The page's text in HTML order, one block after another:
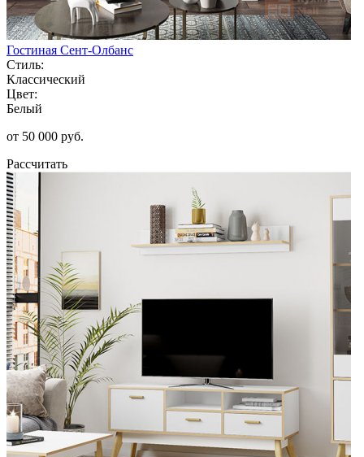
Гостиная Сент-Олбанс
Стиль:
Классический
Цвет:
Белый
от 50 000 руб.
Рассчитать